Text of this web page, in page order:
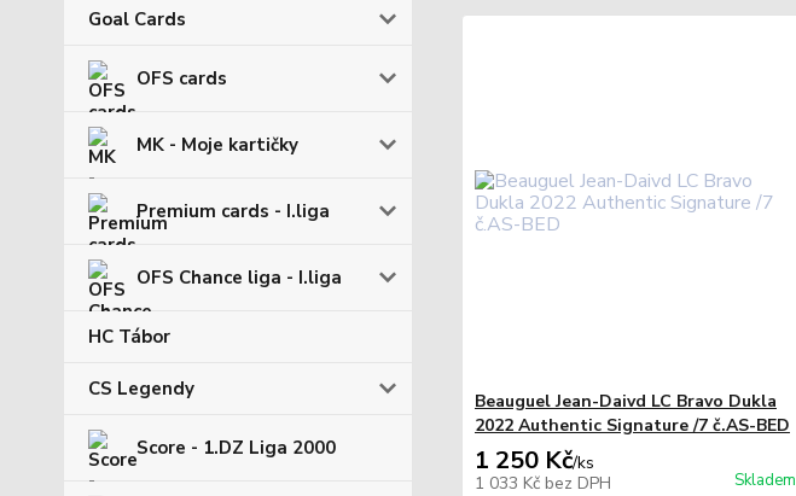
Goal Cards
OFS cards
MK - Moje kartičky
Premium cards - I.liga
OFS Chance liga - I.liga
HC Tábor
CS Legendy
Score - 1.DZ Liga 2000
Beauguel Jean-Daivd LC Bravo Dukla
2022 Authentic Signature /7 č.AS-BED
1 250 Kč/ks
1 033 Kč bez DPH Skladem